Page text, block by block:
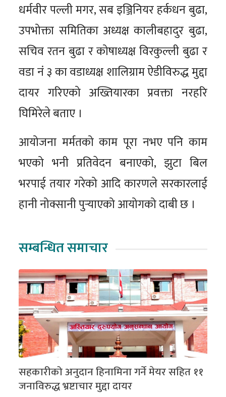
धर्मवीर पल्ली मगर, सब इञ्जिनियर हर्कधन बुढा,
उपभोक्ता समितिका अध्यक्ष कालीबहादुर बुढा,
सचिव रतन बुढा र कोषाध्यक्ष विरकुल्ली बुढा र
वडा नं ३ का वडाध्यक्ष शालिग्राम ऐडीविरुद्ध मुद्दा
दायर गरिएको अख्तियारका प्रवक्ता नरहरि
घिमिरेले बताए ।
आयोजना मर्मतको काम पूरा नभए पनि काम
भएको भनी प्रतिवेदन बनाएको, झुटा बिल
भरपाई तयार गरेको आदि कारणले सरकारलाई
हानी नोक्सानी पुर्‍याएको आयोगको दाबी छ ।
सम्बन्धित समाचार
सहकारीको अनुदान हिनामिना गर्ने मेयर सहित ११
जनाविरुद्ध भ्रष्टाचार मुद्दा दायर